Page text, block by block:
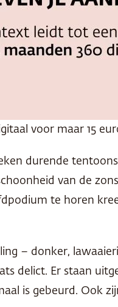
voor maar 15
durende
van de
te horen
– donker,
delict. Er staan
is gebeurd. Ook